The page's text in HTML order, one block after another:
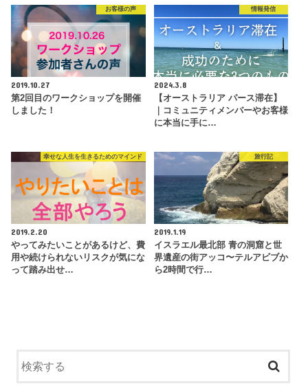
お客様の声
2019.10.27
第2回目のワークショップを開催
しました！
情報発信
2024.3.8
【オーストラリア パース滞在】
｜コミュニティメンバーやお客様
に本当に手に…
幸せな人生を生きるためのマインド
2019.2.20
やってみたいことがあるけど、費
用や続けられないリスクが気にな
って踏み出せ…
旅行記
2019.1.19
イスラエル最北部 青の洞窟と世
界遺産の街アッコ〜テルアビブか
ら2時間で行…